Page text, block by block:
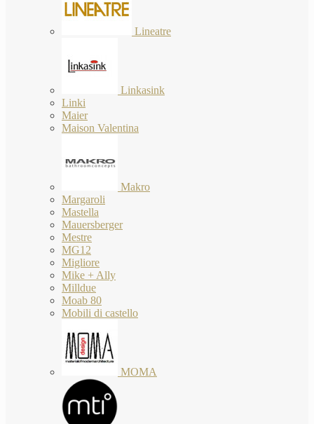
Lineatre
Linkasink
Linki
Maier
Maison Valentina
Makro
Margaroli
Mastella
Mauersberger
Mestre
MG12
Migliore
Mike + Ally
Milldue
Moab 80
Mobili di castello
MOMA